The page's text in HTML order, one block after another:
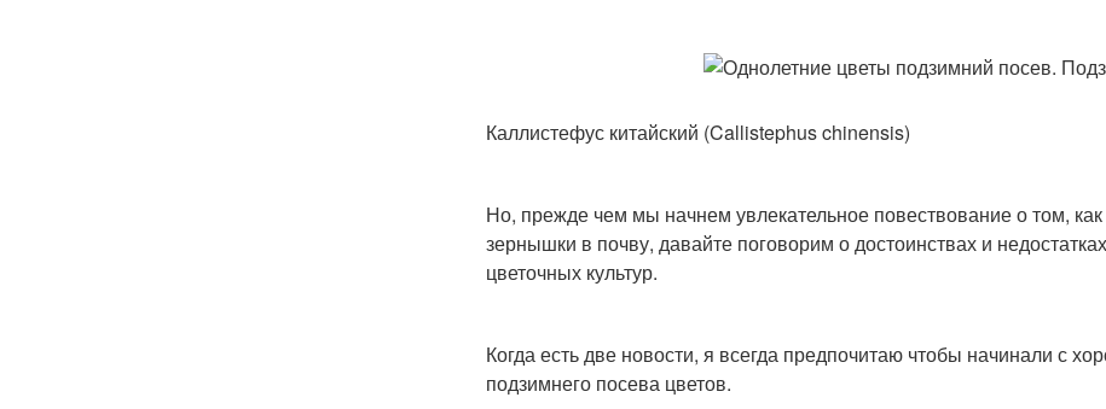
Каллистефус китайский (Callistephus chinensis)
Но, прежде чем мы начнем увлекательное повествование о том, как
зернышки в почву, давайте поговорим о достоинствах и
цветочных культур.
Когда есть две новости, я всегда предпочитаю чтобы начинали с
подзимнего посева цветов.